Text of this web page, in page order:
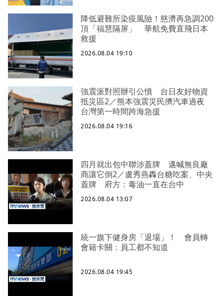
降低避難所染疫風險！慈濟再急調200
頂「福慧隔屏」 華航免費直飛日本
救援
2026.08.04 19:10
強震派對照辦引公憤 台日友好物資
抵災區2／熊本強震災民擠汽車過夜
台灣第一時間跨海急援
2026.08.04 19:16
四月就出包中聯涉蓋牌 邁喊無良廠
商讓它倒2／盧秀燕轟台糖吃案、中央
蓋牌 府方：毒油一直在台中
2026.08.04 13:07
統一旗下健身房「退場」！ 會員轉
會籍卡關：員工都不知道
2026.08.04 19:45